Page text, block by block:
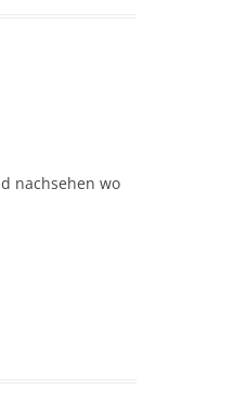
nachsehen wo